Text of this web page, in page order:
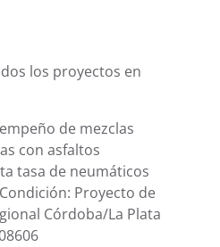
los proyectos en
de mezclas
con asfaltos
tasa de neumáticos
Proyecto de
Córdoba/La Plata